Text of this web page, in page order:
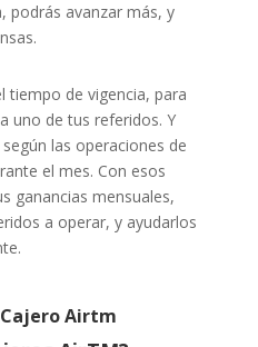
podrás avanzar más, y
tiempo de vigencia, para
uno de tus referidos. Y
las operaciones de
el mes. Con esos
ganancias mensuales,
a operar, y ayudarlos
Cajero Airtm